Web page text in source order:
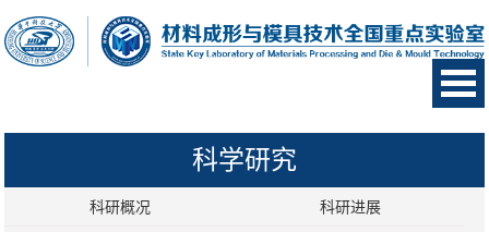
科学研究
科研概况 科研进展